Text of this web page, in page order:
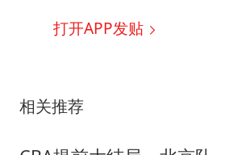
打开APP发贴
相关推荐